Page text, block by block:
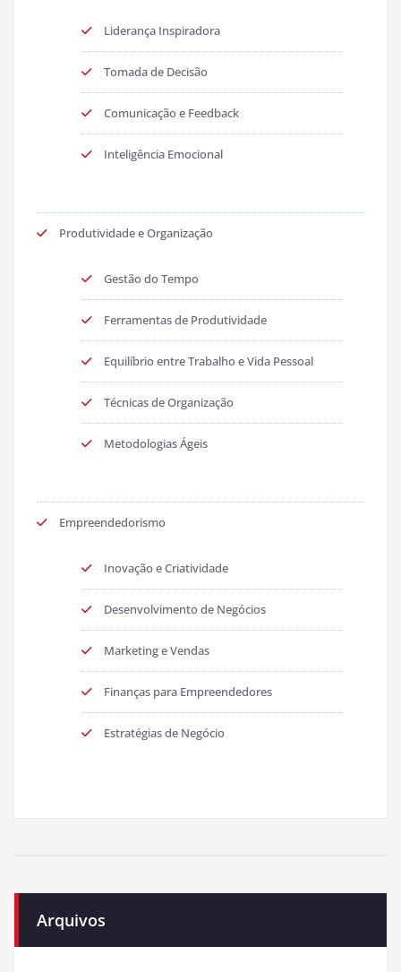
Liderança Inspiradora
Tomada de Decisão
Comunicação e Feedback
Inteligência Emocional
Produtividade e Organização
Gestão do Tempo
Ferramentas de Produtividade
Equilíbrio entre Trabalho e Vida Pessoal
Técnicas de Organização
Metodologias Ágeis
Empreendedorismo
Inovação e Criatividade
Desenvolvimento de Negócios
Marketing e Vendas
Finanças para Empreendedores
Estratégias de Negócio
Arquivos